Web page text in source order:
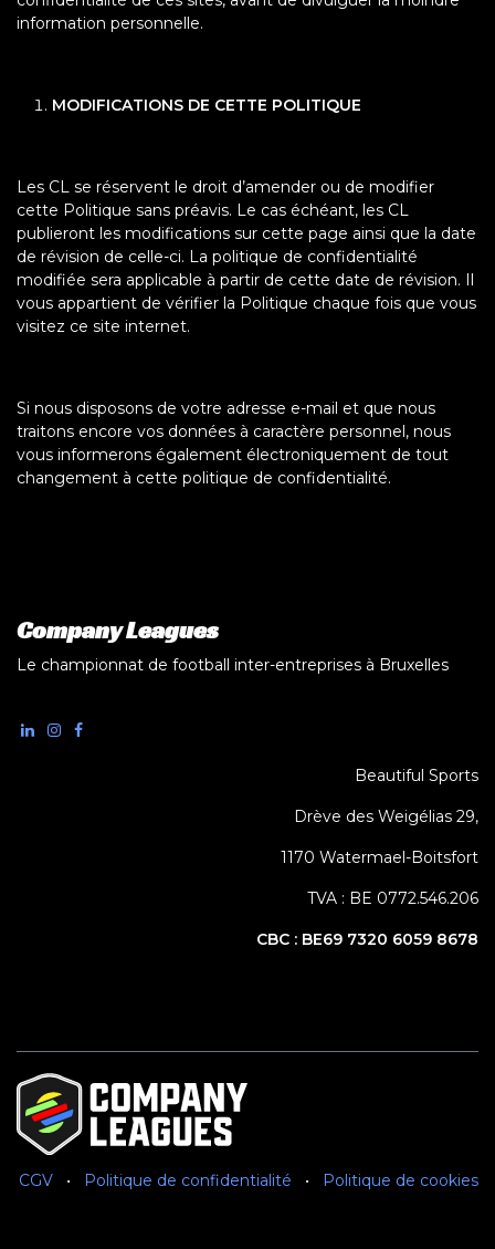
information personnelle.
MODIFICATIONS DE CETTE POLITIQUE
Les CL se réservent le droit d’amender ou de modifier
cette Politique sans préavis. Le cas échéant, les CL
publieront les modifications sur cette page ainsi que la date
de révision de celle-ci. La politique de confidentialité
modifiée sera applicable à partir de cette date de révision. Il
vous appartient de vérifier la Politique chaque fois que vous
visitez ce site internet.
Si nous disposons de votre adresse e-mail et que nous
traitons encore vos données à caractère personnel, nous
vous informerons également électroniquement de tout
changement à cette politique de confidentialité.
Company Leagues
Le championnat de football inter-entreprises à Bruxelles
Beautiful Sports
Drève des Weigélias 29,
1170 Watermael-Boitsfort
TVA : BE 0772.546.206
CBC : BE69 7320 6059 8678
CGV • Politique de confidentialité • Politique de cookies